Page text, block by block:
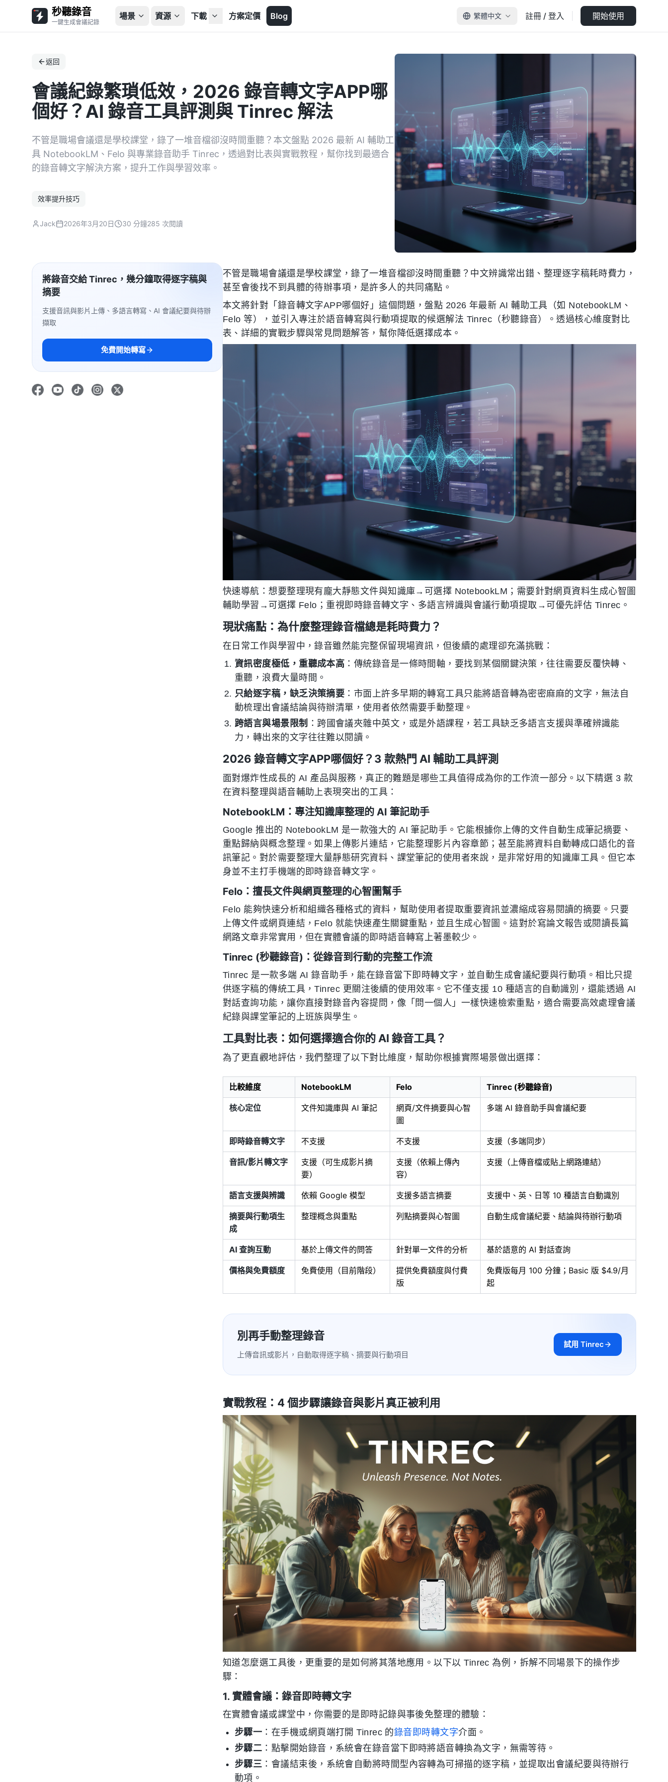
秒聽錄音
一鍵生成會議記錄
場景 資源 下載 方案定價 Blog 繁體中文 註冊 / 登入 開始使用
返回
會議紀錄繁瑣低效，2026 錄音轉文字APP哪
個好？AI 錄音工具評測與 Tinrec 解法
不管是職場會議還是學校課堂，錄了一堆音檔卻沒時間重聽？本文盤點 2026 最新 AI 輔助工
具 NotebookLM、Felo 與專業錄音助手 Tinrec，透過對比表與實戰教程，幫你找到最適合
的錄音轉文字解決方案，提升工作與學習效率。
效率提升技巧
Jack 2026年3月20日 30 分鐘285 次閱讀
將錄音交給 Tinrec，幾分鐘取得逐字稿與
摘要
支援音訊與影片上傳、多語言轉寫、AI 會議紀要與待辦
擷取
免費開始轉寫
不管是職場會議還是學校課堂，錄了一堆音檔卻沒時間重聽？中文辨識常出錯、整理逐字稿耗時費力，
甚至會後找不到具體的待辦事項，是許多人的共同痛點。
本文將針對「錄音轉文字APP哪個好」這個問題，盤點 2026 年最新 AI 輔助工具（如 NotebookLM、
Felo 等），並引入專注於語音轉寫與行動項提取的候選解法 Tinrec（秒聽錄音）。透過核心維度對比
表、詳細的實戰步驟與常見問題解答，幫你降低選擇成本。
快速導航：想要整理現有龐大靜態文件與知識庫→可選擇 NotebookLM；需要針對網頁資料生成心智圖
輔助學習→可選擇 Felo；重視即時錄音轉文字、多語言辨識與會議行動項提取→可優先評估 Tinrec。
現狀痛點：為什麼整理錄音檔總是耗時費力？
在日常工作與學習中，錄音雖然能完整保留現場資訊，但後續的處理卻充滿挑戰：
資訊密度極低，重聽成本高 ：傳統錄音是一條時間軸，要找到某個關鍵決策，往往需要反覆快轉、
重聽，浪費大量時間。
只給逐字稿，缺乏決策摘要 ：市面上許多早期的轉寫工具只能將語音轉為密密麻麻的文字，無法自
動梳理出會議結論與待辦清單，使用者依然需要手動整理。
跨語言與場景限制 ：跨國會議夾雜中英文，或是外語課程，若工具缺乏多語言支援與準確辨識能
力，轉出來的文字往往難以閱讀。
2026 錄音轉文字APP哪個好？3 款熱門 AI 輔助工具評測
面對爆炸性成長的 AI 產品與服務，真正的難題是哪些工具值得成為你的工作流一部分。以下精選 3 款
在資料整理與語音輔助上表現突出的工具：
NotebookLM：專注知識庫整理的 AI 筆記助手
Google 推出的 NotebookLM 是一款強大的 AI 筆記助手。它能根據你上傳的文件自動生成筆記摘要、
重點歸納與概念整理。如果上傳影片連結，它能整理影片內容章節；甚至能將資料自動轉成口語化的音
訊筆記。對於需要整理大量靜態研究資料、課堂筆記的使用者來說，是非常好用的知識庫工具。但它本
身並不主打手機端的即時錄音轉文字。
Felo：擅長文件與網頁整理的心智圖幫手
Felo 能夠快速分析和組織各種格式的資料，幫助使用者提取重要資訊並濃縮成容易閱讀的摘要。只要
上傳文件或網頁連結，Felo 就能快速產生關鍵重點，並且生成心智圖。這對於寫論文報告或閱讀長篇
網路文章非常實用，但在實體會議的即時語音轉寫上著墨較少。
Tinrec (秒聽錄音)：從錄音到行動的完整工作流
Tinrec 是一款多端 AI 錄音助手，能在錄音當下即時轉文字，並自動生成會議紀要與行動項。相比只提
供逐字稿的傳統工具，Tinrec 更關注後續的使用效率。它不僅支援 10 種語言的自動識別，還能透過 AI
對話查詢功能，讓你直接對錄音內容提問，像「問一個人」一樣快速檢索重點，適合需要高效處理會議
紀錄與課堂筆記的上班族與學生。
工具對比表：如何選擇適合你的 AI 錄音工具？
為了更直觀地評估，我們整理了以下對比維度，幫助你根據實際場景做出選擇：
比較維度 NotebookLM Felo Tinrec (秒聽錄音)
核心定位 文件知識庫與 AI 筆記
網頁/文件摘要與心智
圖
多端 AI 錄音助手與會議紀要
即時錄音轉文字 不支援 不支援 支援（多端同步）
音訊/影片轉文字
支援（可生成影片摘
要）
支援（依賴上傳內
容）
支援（上傳音檔或貼上網路連結）
語言支援與辨識 依賴 Google 模型 支援多語言摘要 支援中、英、日等 10 種語言自動識別
摘要與行動項生
成
整理概念與重點 列點摘要與心智圖 自動生成會議紀要、結論與待辦行動項
AI 查詢互動 基於上傳文件的問答 針對單一文件的分析 基於語意的 AI 對話查詢
價格與免費額度 免費使用（目前階段）
提供免費額度與付費
版
免費版每月 100 分鐘；Basic 版 $4.9/月
起
別再手動整理錄音
上傳音訊或影片，自動取得逐字稿、摘要與行動項目
試用 Tinrec
實戰教程：4 個步驟讓錄音與影片真正被利用
知道怎麼選工具後，更重要的是如何將其落地應用。以下以 Tinrec 為例，拆解不同場景下的操作步
驟：
1. 實體會議：錄音即時轉文字
在實體會議或課堂中，你需要的是即時記錄與事後免整理的體驗：
步驟一 ：在手機或網頁端打開 Tinrec 的錄音即時轉文字介面。
步驟二 ：點擊開始錄音，系統會在錄音當下即時將語音轉換為文字，無需等待。
步驟三 ：會議結束後，系統會自動將時間型內容轉為可掃描的逐字稿，並提取出會議紀要與待辦行
動項。